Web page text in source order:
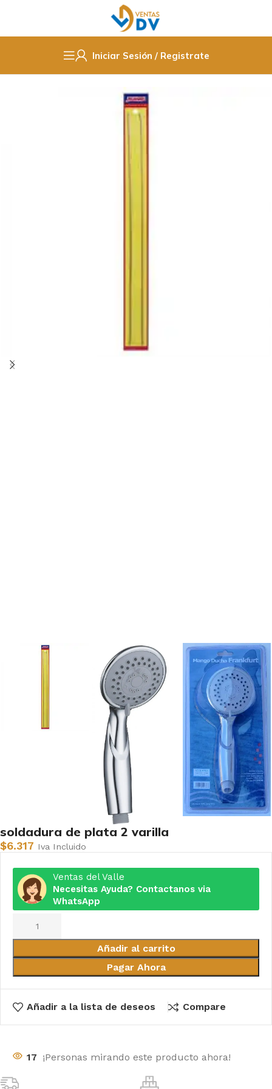
Iniciar Sesión / Registrate
Insumos de Ferretería Herramientas
soldadura de plata 2 varilla
$6.317 Iva Incluido
Ventas del Valle
Necesitas Ayuda? Contactanos via
WhatsApp
Añadir al carrito
Pagar Ahora
Añadir a la lista de deseos Compare
17 ¡Personas mirando este producto ahora!